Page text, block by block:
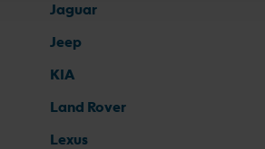
Jaguar
Jeep
KIA
Land Rover
Lexus